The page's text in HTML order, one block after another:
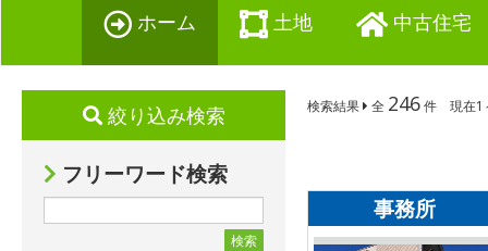
ホーム 土地 中古住宅
絞り込み検索
フリーワード検索
検索
検索結果 全 246件 現在1
事務所